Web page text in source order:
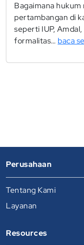
Bagaimana
pertambangan di
seperti IUP,
formalitas… baca
Perusahaan
Tentang Kami
Layanan
Resources